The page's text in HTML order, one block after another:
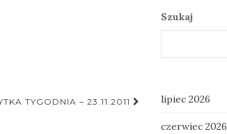
TYGODNIA – 23.11.2011
Szukaj
lipiec 2026
czerwiec 2026